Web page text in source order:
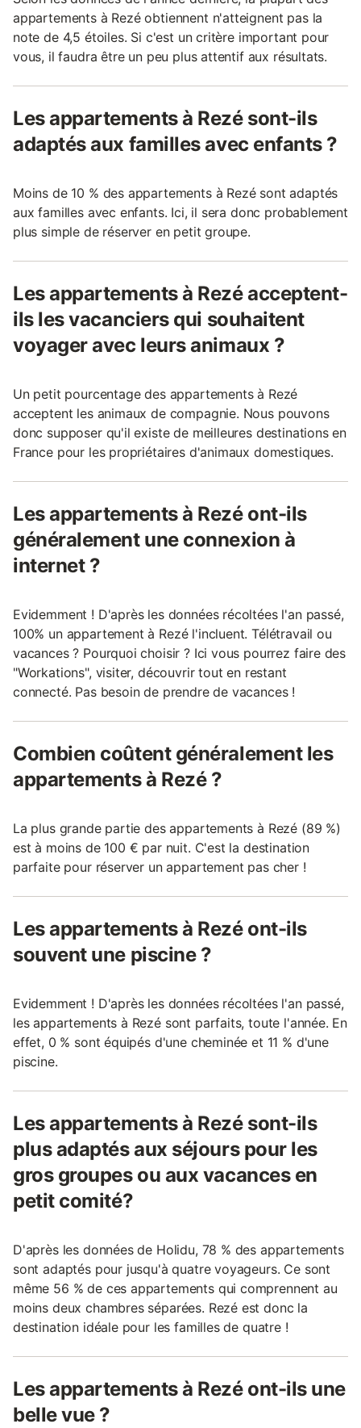
appartements à Rezé obtiennent n'atteignent pas la
note de 4,5 étoiles. Si c'est un critère important pour
vous, il faudra être un peu plus attentif aux résultats.
Les appartements à Rezé sont-ils
adaptés aux familles avec enfants ?
Moins de 10 % des appartements à Rezé sont adaptés
aux familles avec enfants. Ici, il sera donc probablement
plus simple de réserver en petit groupe.
Les appartements à Rezé acceptent-
ils les vacanciers qui souhaitent
voyager avec leurs animaux ?
Un petit pourcentage des appartements à Rezé
acceptent les animaux de compagnie. Nous pouvons
donc supposer qu'il existe de meilleures destinations en
France pour les propriétaires d'animaux domestiques.
Les appartements à Rezé ont-ils
généralement une connexion à
internet ?
Evidemment ! D'après les données récoltées l'an passé,
100% un appartement à Rezé l'incluent. Télétravail ou
vacances ? Pourquoi choisir ? Ici vous pourrez faire des
"Workations", visiter, découvrir tout en restant
connecté. Pas besoin de prendre de vacances !
Combien coûtent généralement les
appartements à Rezé ?
La plus grande partie des appartements à Rezé (89 %)
est à moins de 100 € par nuit. C'est la destination
parfaite pour réserver un appartement pas cher !
Les appartements à Rezé ont-ils
souvent une piscine ?
Evidemment ! D'après les données récoltées l'an passé,
les appartements à Rezé sont parfaits, toute l'année. En
effet, 0 % sont équipés d'une cheminée et 11 % d'une
piscine.
Les appartements à Rezé sont-ils
plus adaptés aux séjours pour les
gros groupes ou aux vacances en
petit comité?
D'après les données de Holidu, 78 % des appartements
sont adaptés pour jusqu'à quatre voyageurs. Ce sont
même 56 % de ces appartements qui comprennent au
moins deux chambres séparées. Rezé est donc la
destination idéale pour les familles de quatre !
Les appartements à Rezé ont-ils une
belle vue ?